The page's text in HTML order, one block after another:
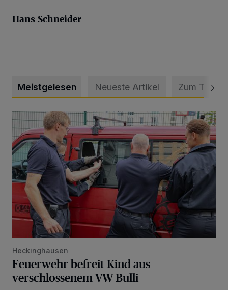
Hans Schneider
Meistgelesen Neueste Artikel Zum Thema
Feuerwehr befreit Kind aus verschlossenem VW Bulli
Heckinghausen
Feuerwehr befreit Kind aus
verschlossenem VW Bulli